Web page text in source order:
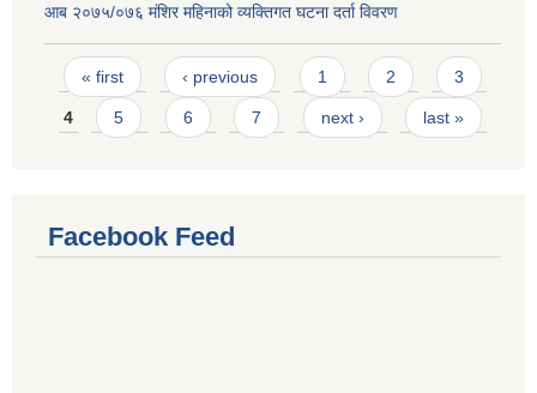
आब २०७५/०७६ मंशिर महिनाको व्यक्तिगत घटना दर्ता विवरण
Pages
« first ‹ previous 1 2 3
4 5 6 7 next › last »
Facebook Feed